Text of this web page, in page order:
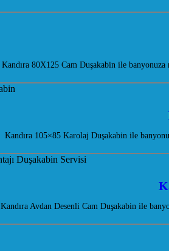
Kandıra 80X125 Cam Duşakabin ile banyonuza
Kandıra 105×85 Karolaj Duşakabin ile
Kandıra Avdan Desenli Cam Duşakabin ile